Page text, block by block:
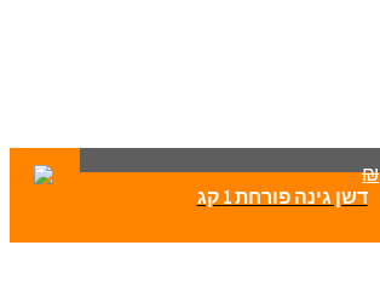
₪
דשן גינה פורחת 1 קג